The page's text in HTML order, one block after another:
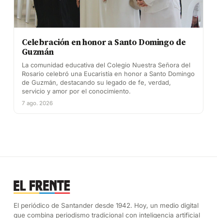
Celebración en honor a Santo Domingo de
Guzmán
La comunidad educativa del Colegio Nuestra Señora del
Rosario celebró una Eucaristía en honor a Santo Domingo
de Guzmán, destacando su legado de fe, verdad,
servicio y amor por el conocimiento.
7 ago. 2026
El periódico de Santander desde 1942. Hoy, un medio digital
que combina periodismo tradicional con inteligencia artificial